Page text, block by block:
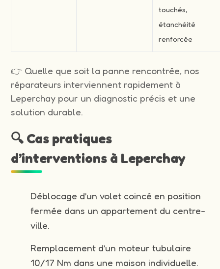
touchés,
étanchéité
renforcée
👉 Quelle que soit la panne rencontrée, nos
réparateurs interviennent rapidement à
Leperchay pour un diagnostic précis et une
solution durable.
🔍 Cas pratiques
d’interventions à Leperchay
Déblocage d’un volet coincé en position
fermée dans un appartement du centre-
ville.
Remplacement d’un moteur tubulaire
10/17 Nm dans une maison individuelle.